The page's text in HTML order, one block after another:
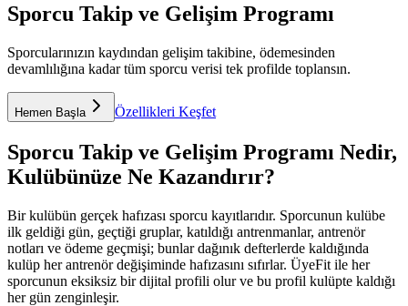
Sporcu Takip ve Gelişim Programı
Sporcularınızın kaydından gelişim takibine, ödemesinden
devamlılığına kadar tüm sporcu verisi tek profilde toplansın.
Hemen Başla Özellikleri Keşfet
Sporcu Takip ve Gelişim Programı Nedir,
Kulübünüze Ne Kazandırır?
Bir kulübün gerçek hafızası sporcu kayıtlarıdır. Sporcunun kulübe
ilk geldiği gün, geçtiği gruplar, katıldığı antrenmanlar, antrenör
notları ve ödeme geçmişi; bunlar dağınık defterlerde kaldığında
kulüp her antrenör değişiminde hafızasını sıfırlar. ÜyeFit ile her
sporcunun eksiksiz bir dijital profili olur ve bu profil kulüpte kaldığı
her gün zenginleşir.